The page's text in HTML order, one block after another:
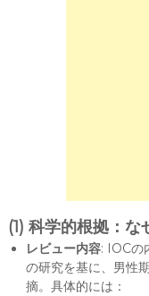
(1) 科学的根拠：な
レビュー内容: IOCの
の研究を基に、男性
摘。具体的には：